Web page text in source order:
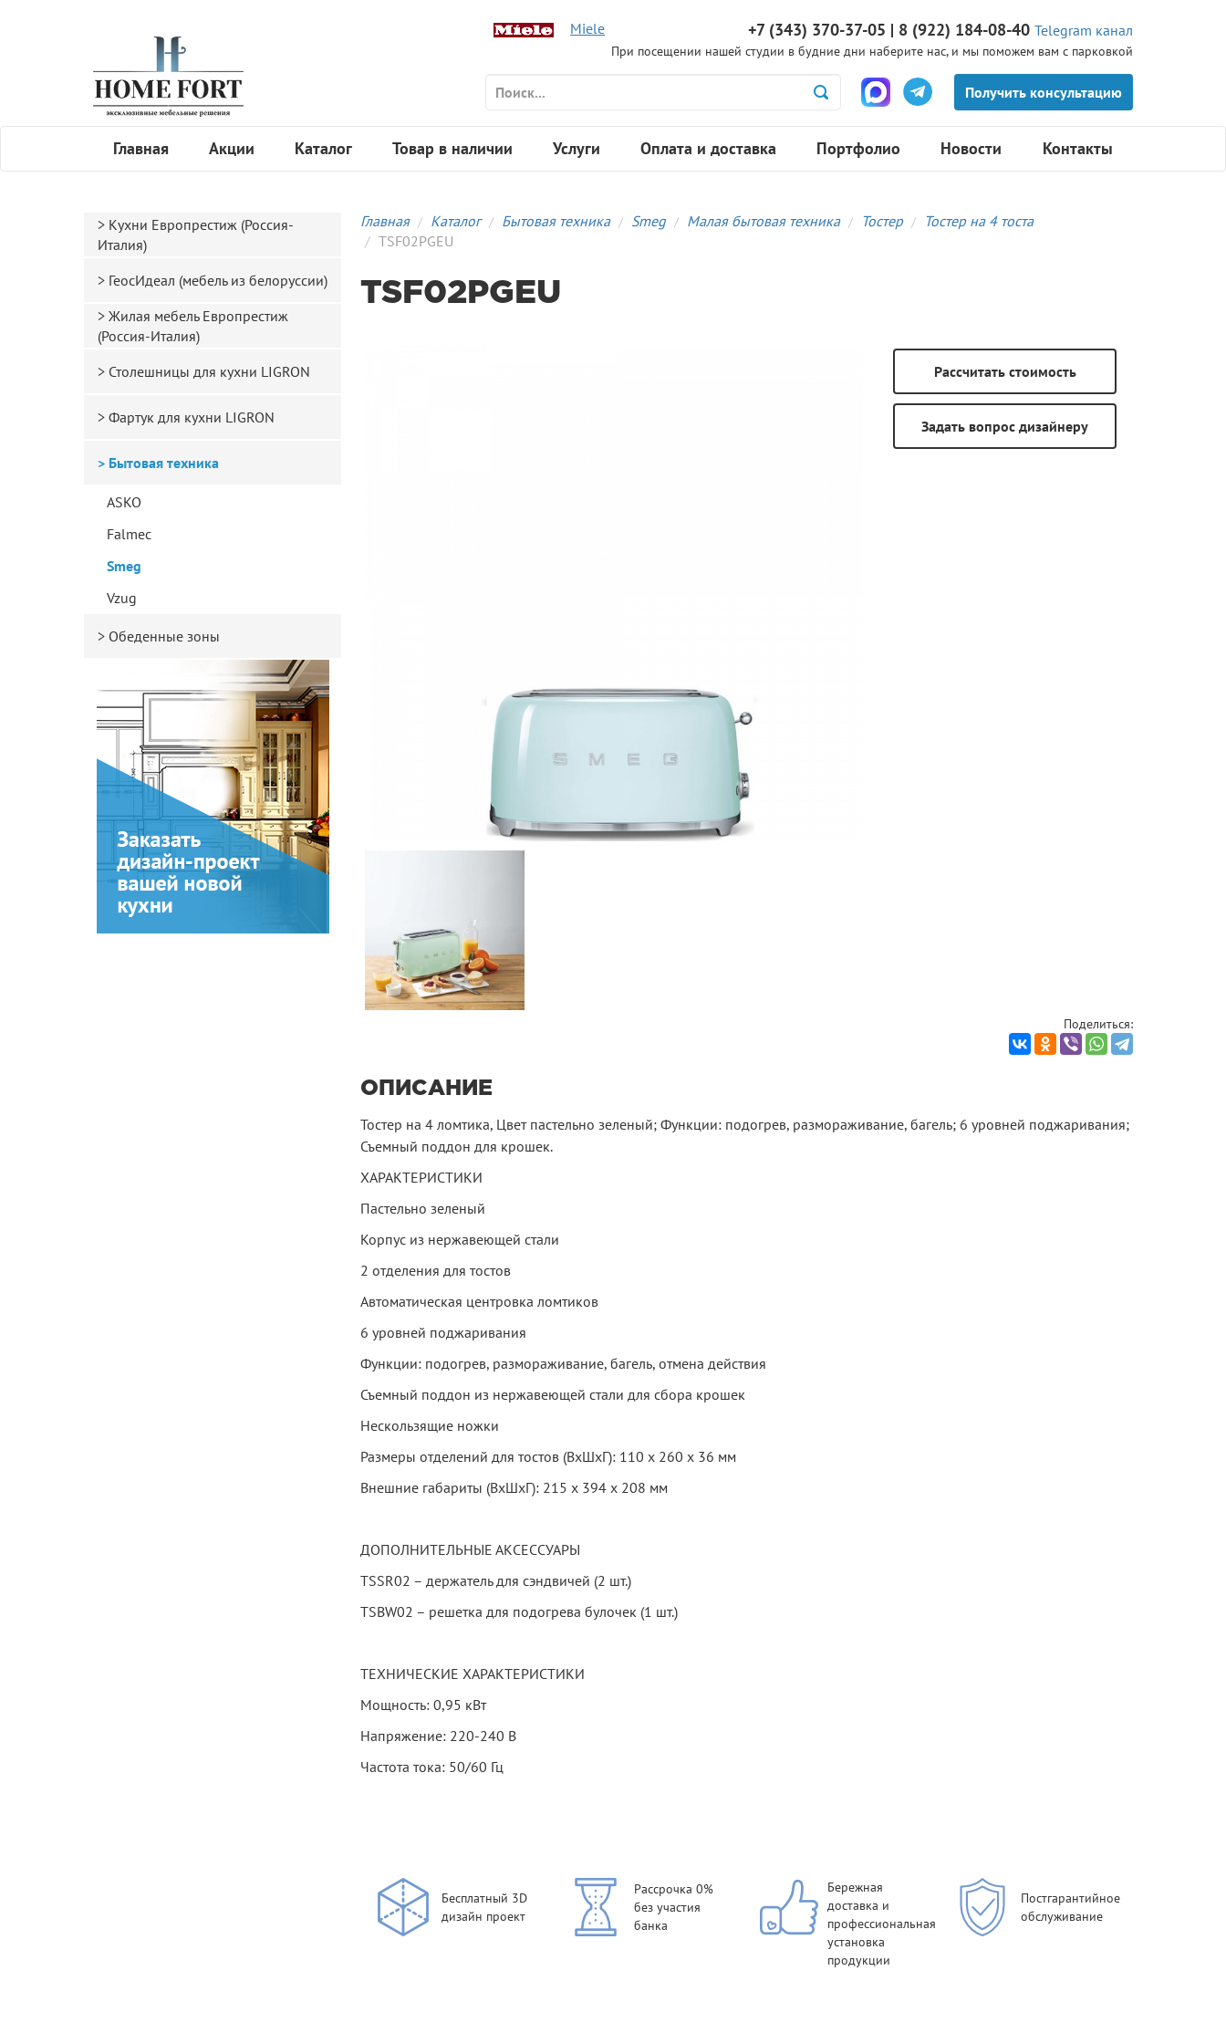
Miele +7 (343) 370-37-05 | 8 (922) 184-08-40 Telegram канал
При посещении нашей студии в будние дни наберите нас, и мы поможем вам с парковкой
Главная Акции Каталог Товар в наличии Услуги Оплата и доставка Портфолио Новости Контакты
Главная Каталог Бытовая техника Smeg Малая бытовая техника Тостер
Тостер на 4 тоста
TSF02PGEU
Кухни Европрестиж (Россия-
Италия)
ГеосИдеал (мебель из белоруссии)
Жилая мебель Европрестиж
(Россия-Италия)
Столешницы для кухни LIGRON
Фартук для кухни LIGRON
Бытовая техника
ASKO
Falmec
Smeg
Vzug
Обеденные зоны
TSF02PGEU
Поделиться:
ОПИСАНИЕ
Тостер на 4 ломтика, Цвет пастельно зеленый; Функции: подогрев, размораживание, багель; 6 уровней поджаривания;
Съемный поддон для крошек.
ХАРАКТЕРИСТИКИ
Пастельно зеленый
Корпус из нержавеющей стали
2 отделения для тостов
Автоматическая центровка ломтиков
6 уровней поджаривания
Функции: подогрев, размораживание, багель, отмена действия
Съемный поддон из нержавеющей стали для сбора крошек
Нескользящие ножки
Размеры отделений для тостов (ВхШхГ): 110 х 260 х 36 мм
Внешние габариты (ВхШхГ): 215 х 394 х 208 мм
ДОПОЛНИТЕЛЬНЫЕ АКСЕССУАРЫ
TSSR02 – держатель для сэндвичей (2 шт.)
TSBW02 – решетка для подогрева булочек (1 шт.)
ТЕХНИЧЕСКИЕ ХАРАКТЕРИСТИКИ
Мощность: 0,95 кВт
Напряжение: 220-240 В
Частота тока: 50/60 Гц
Бесплатный 3D
дизайн проект
Рассрочка 0%
без участия
банка
Бережная
доставка и
профессиональная
установка
продукции
Постгарантийное
обслуживание